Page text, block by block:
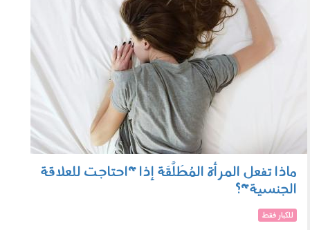
ماذا تفعل المرأة المُطَلَّقَة إذا "احتاجت للعلاقة
الجنسية"؟
للكبار فقط